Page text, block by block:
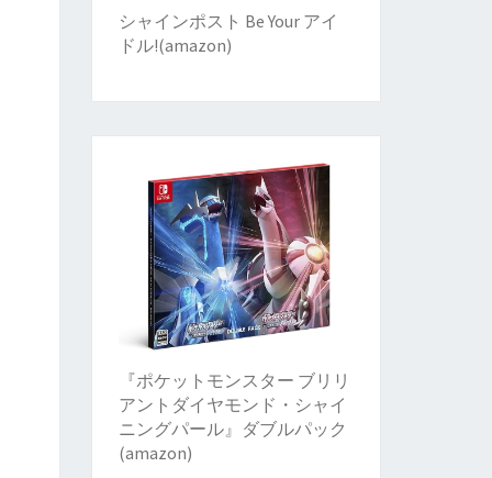
シャインポスト Be Your アイ
ドル!(amazon)
『ポケットモンスター ブリリ
アントダイヤモンド・シャイ
ニングパール』ダブルパック
(amazon)